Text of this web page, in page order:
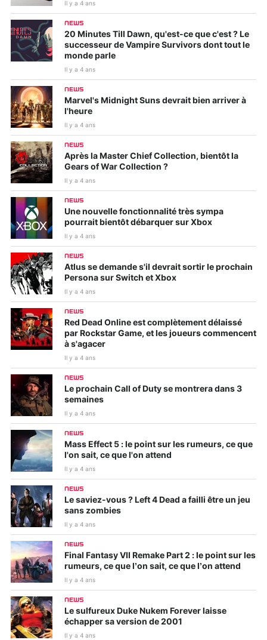
Il y a 4 ans
NEWS
20 Minutes Till Dawn, qu'est-ce que c'est ? Le
successeur de Vampire Survivors dont tout le
monde parle
Il y a 4 ans
NEWS
Marvel's Midnight Suns devrait bien arriver à
l'heure
Il y a 4 ans
NEWS
Après la Master Chief Collection, bientôt la
Gears of War Collection ?
Il y a 4 ans
NEWS
Une nouvelle fonctionnalité très sympa
pourrait bientôt débarquer sur Xbox
Il y a 4 ans
NEWS
Atlus se demande s'il devrait sortir le prochain
Persona sur Switch et Xbox
Il y a 4 ans
NEWS
Red Dead Online est complètement délaissé
par Rockstar Game, et les joueurs commencent
à s'agacer
Il y a 4 ans
NEWS
Le prochain Call of Duty se montrera dans 3
semaines
Il y a 4 ans
NEWS
Mass Effect 5 : le point sur les rumeurs, ce que
l'on sait, ce que l'on attend
Il y a 4 ans
NEWS
Le saviez-vous ? Left 4 Dead a failli être un jeu
sans zombies
Il y a 4 ans
NEWS
Final Fantasy VII Remake Part 2 : le point sur les
rumeurs, ce que l’on sait, ce que l’on attend
Il y a 4 ans
NEWS
Le sulfureux Duke Nukem Forever laisse
échapper sa version de 2001
Il y a 4 ans